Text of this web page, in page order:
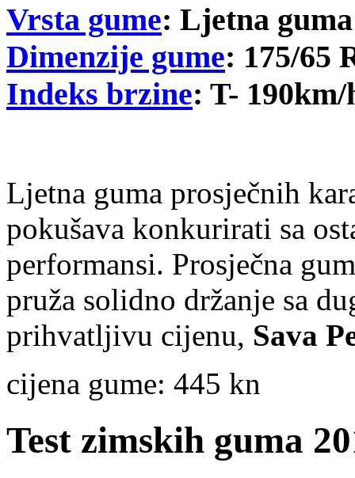
Vrsta gume: Ljetna guma
Dimenzije gume: 175/65
Indeks brzine: T- 190km/
Ljetna guma prosječnih
pokušava konkurirati sa
performansi. Prosječna
pruža solidno držanje sa
prihvatljivu cijenu, Sava
cijena gume: 445 kn
Test zimskih guma